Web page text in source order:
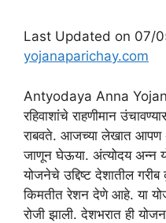
Last Updated on 07/
yojanaparichay.com
Antyodaya Anna
रहिवाशांचे राहणीमान
राबवते. आजच्या लेखात आपण
जाणून घेऊया. अंत्योदय अन्न
योजनेचे उद्दिष्ट देशातील
किमतीत रेशन देणे आहे. या
रोजी झाली. देशभरात ही